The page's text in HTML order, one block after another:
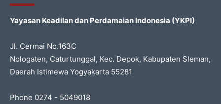
Yayasan Keadilan dan Perdamaian Indonesia (YKPI)
Jl. Cermai No.163C
Nologaten, Caturtunggal, Kec. Depok, Kabupaten Sleman,
Daerah Istimewa Yogyakarta 55281
Phone 0274 - 5049018